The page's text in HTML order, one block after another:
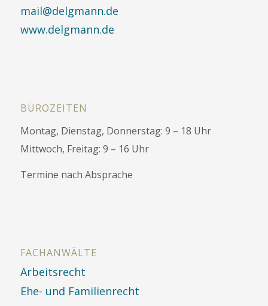
mail@delgmann.de
www.delgmann.de
BÜROZEITEN
Montag, Dienstag, Donnerstag: 9 – 18 Uhr
Mittwoch, Freitag: 9 – 16 Uhr
Termine nach Absprache
FACHANWÄLTE
Arbeitsrecht
Ehe- und Familienrecht